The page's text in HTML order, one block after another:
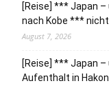
[Reise] *** Japan
nach Kobe ***
August 7, 2026
[Reise] *** Japan
Aufenthalt in